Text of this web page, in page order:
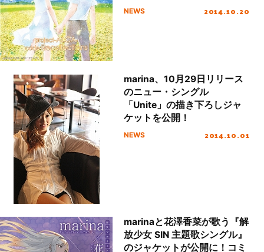
NEWS 2014.10.20
marina、10月29日リリース
のニュー・シングル
「Unite」の描き下ろしジャ
ケットを公開！
NEWS 2014.10.01
marinaと花澤香菜が歌う『解
放少女 SIN 主題歌シングル』
のジャケットが公開に！コミ